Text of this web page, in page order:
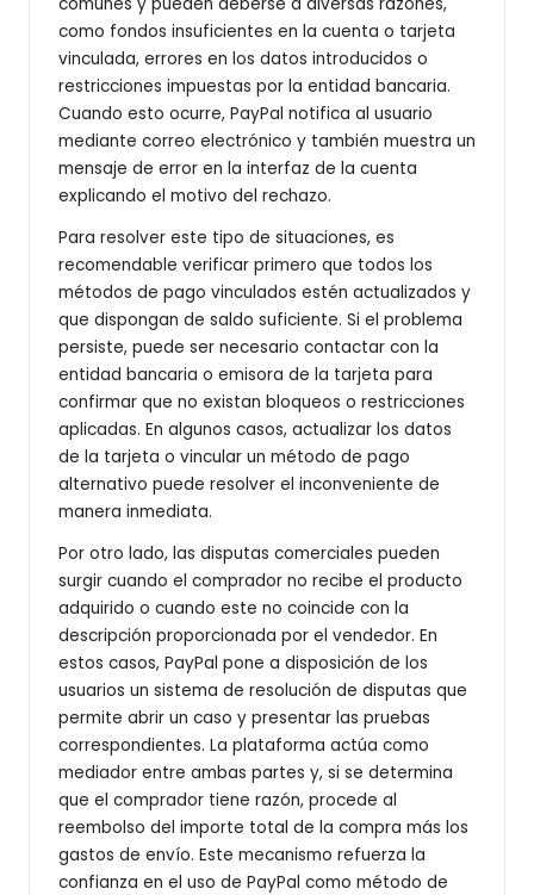
como fondos insuficientes en la cuenta o tarjeta
vinculada, errores en los datos introducidos o
restricciones impuestas por la entidad bancaria.
Cuando esto ocurre, PayPal notifica al usuario
mediante correo electrónico y también muestra un
mensaje de error en la interfaz de la cuenta
explicando el motivo del rechazo.
Para resolver este tipo de situaciones, es
recomendable verificar primero que todos los
métodos de pago vinculados estén actualizados y
que dispongan de saldo suficiente. Si el problema
persiste, puede ser necesario contactar con la
entidad bancaria o emisora de la tarjeta para
confirmar que no existan bloqueos o restricciones
aplicadas. En algunos casos, actualizar los datos
de la tarjeta o vincular un método de pago
alternativo puede resolver el inconveniente de
manera inmediata.
Por otro lado, las disputas comerciales pueden
surgir cuando el comprador no recibe el producto
adquirido o cuando este no coincide con la
descripción proporcionada por el vendedor. En
estos casos, PayPal pone a disposición de los
usuarios un sistema de resolución de disputas que
permite abrir un caso y presentar las pruebas
correspondientes. La plataforma actúa como
mediador entre ambas partes y, si se determina
que el comprador tiene razón, procede al
reembolso del importe total de la compra más los
gastos de envío. Este mecanismo refuerza la
confianza en el uso de PayPal como método de